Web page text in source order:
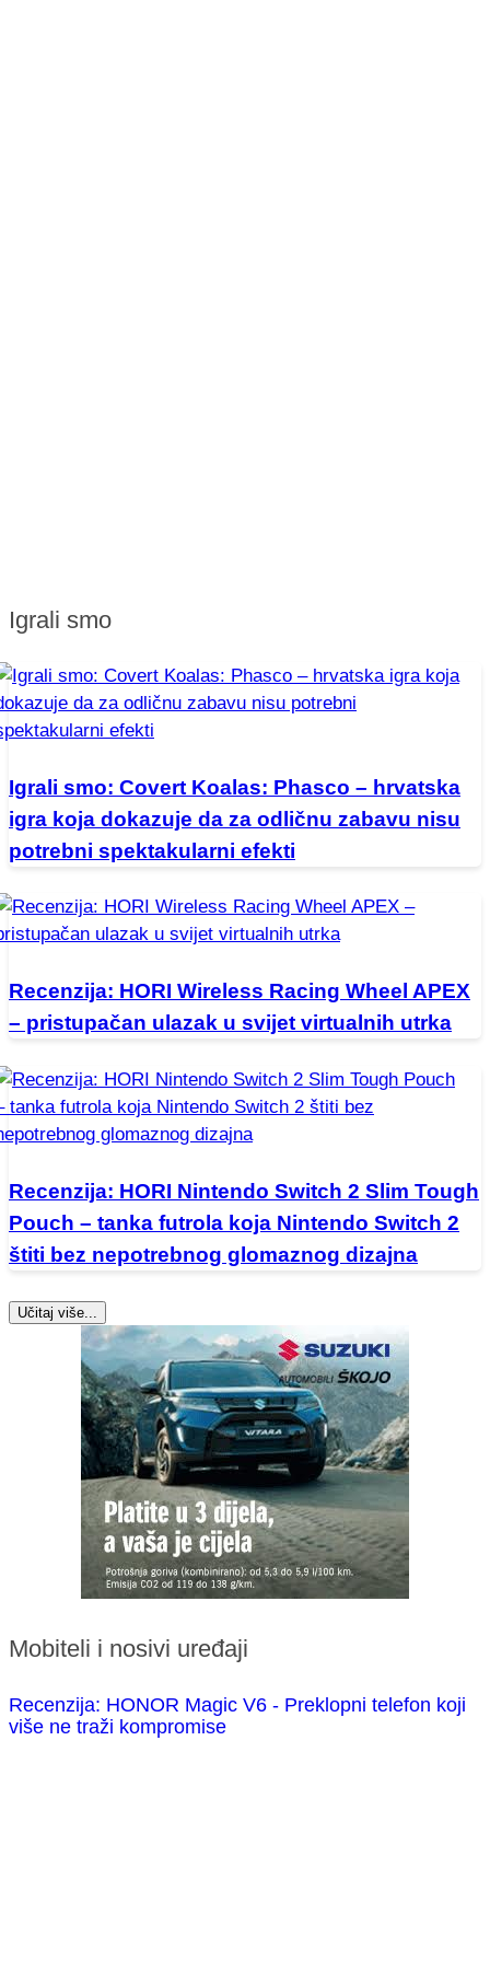
Igrali smo
Igrali smo: Covert Koalas: Phasco – hrvatska
igra koja dokazuje da za odličnu zabavu nisu
potrebni spektakularni efekti
Recenzija: HORI Wireless Racing Wheel APEX
– pristupačan ulazak u svijet virtualnih utrka
Recenzija: HORI Nintendo Switch 2 Slim Tough
Pouch – tanka futrola koja Nintendo Switch 2
štiti bez nepotrebnog glomaznog dizajna
Učitaj više...
Mobiteli i nosivi uređaji
Recenzija: HONOR Magic V6 - Preklopni telefon koji
više ne traži kompromise